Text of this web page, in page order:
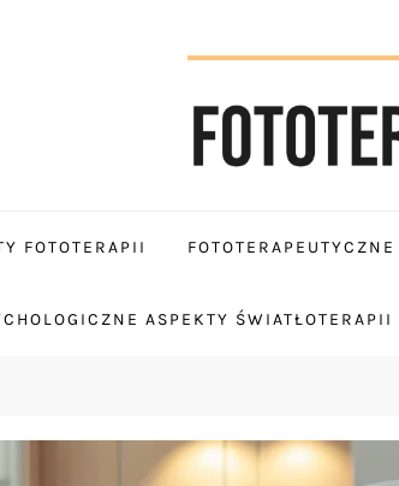
FOTOTERAPII
ASPEKTY ŚWIATŁOTERAPII